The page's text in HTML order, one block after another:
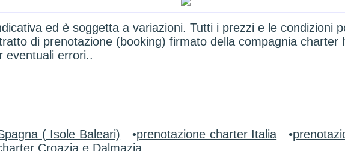
ed è soggetta a variazioni. Tutti i prezzi e le condizioni
di prenotazione (booking) firmato della compagnia charter
eventuali errori..
( Isole Baleari) •prenotazione charter Italia •
Croazia e Dalmazia